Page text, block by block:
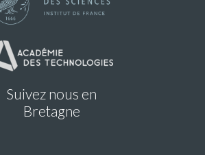
Suivez nous en
Bretagne